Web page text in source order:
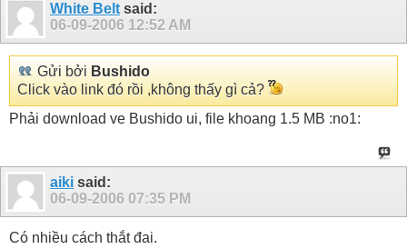
White Belt said:
06-09-2006 12:52 AM
Gửi bởi Bushido
Click vào link đó rồi ,không thấy gì cả?
Phải download ve Bushido ui, file khoang 1.5 MB :no1:
aiki said:
06-09-2006 07:35 PM
Có nhiều cách thắt đai.